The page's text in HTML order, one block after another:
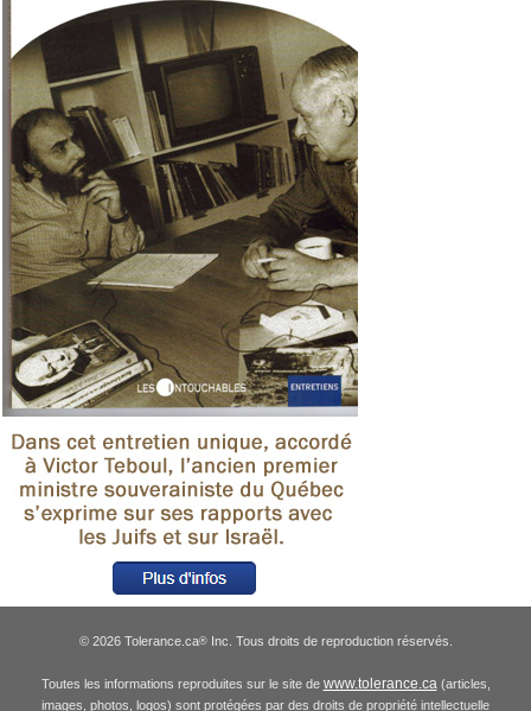
© 2026 Tolerance.ca®Inc. Tous droits de reproduction réservés.
Toutes les informations reproduites sur le site de www.tolerance.ca(articles,
images, photos, logos) sont protégées par des droits de propriété intellectuelle